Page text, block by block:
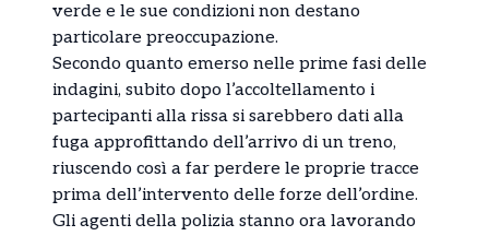
verde e le sue condizioni non destano
particolare preoccupazione.
Secondo quanto emerso nelle prime fasi delle
indagini, subito dopo l’accoltellamento i
partecipanti alla rissa si sarebbero dati alla
fuga approfittando dell’arrivo di un treno,
riuscendo così a far perdere le proprie tracce
prima dell’intervento delle forze dell’ordine.
Gli agenti della polizia stanno ora lavorando